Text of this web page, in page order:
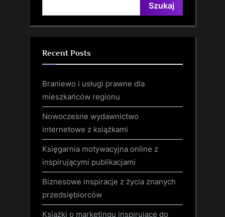
Szukaj
Recent Posts
Braniewo i usługi prawne dla
mieszkańców regionu
Nowoczesne wydawnictwo
internetowe z książkami
Księgarnia motywacyjna online z
inspirującymi publikacjami
Biznesowe inspiracje z życia znanych
przedsiębiorców
Książki o marketingu inspirujące do